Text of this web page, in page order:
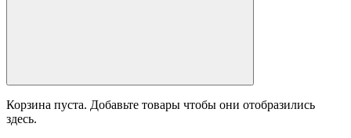
Корзина пуста. Добавьте товары чтобы они отобразились
здесь.